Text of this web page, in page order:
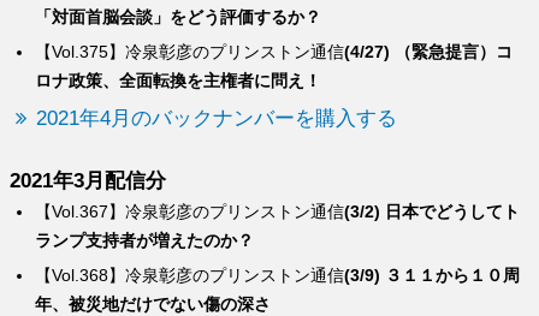
【Vol.375】冷泉彰彦のプリンストン通信(4/27) （緊急提言）コ
ロナ政策、全面転換を主権者に問え！
「対面首脳会談」をどう評価するか？
2021年4月のバックナンバーを購入する
2021年3月配信分
【Vol.368】冷泉彰彦のプリンストン通信(3/9) ３１１から１０周
年、被災地だけでない傷の深さ
【Vol.367】冷泉彰彦のプリンストン通信(3/2) 日本でどうしてト
ランプ支持者が増えたのか？